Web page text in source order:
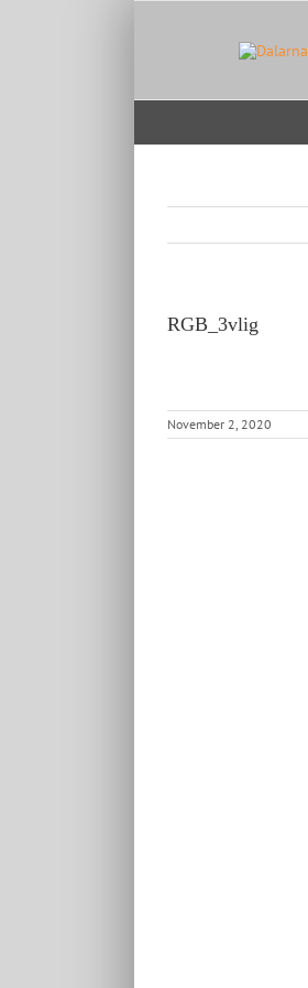
RGB_3vlig
November 2, 2020